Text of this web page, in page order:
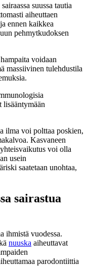
suussa tautia
aiheuttaen
ennen kaikkea
pehmytkudoksen
voidaan
massiivinen tulehdustila
lisääntymään
ilma voi polttaa poskien,
Kasvaneen
voi olla
usein
saatetaan unohtaa,
sairastua
ihmistä vuodessa.
nuuska aiheuttavat
parodontiittia